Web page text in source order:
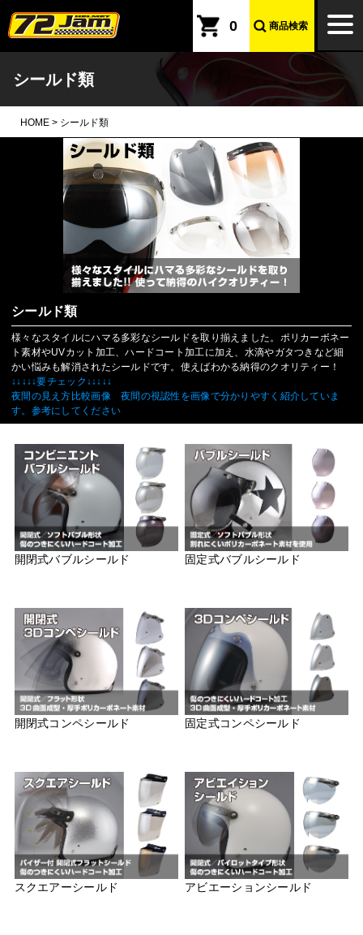
本文へ
0 商品検索
シールド類
HOME > シールド類
シールド類
様々なスタイルにハマる多彩なシールドを取り揃えました。ポリカーボネー
ト素材やUVカット加工、ハードコート加工に加え、水滴やガタつきなど細
かい悩みも解消されたシールドです。使えばわかる納得のクオリティー！
↓↓↓↓↓要チェック↓↓↓↓↓
夜間の見え方比較画像 夜間の視認性を画像で分かりやすく紹介していま
す。参考にしてください
開閉式バブルシールド 固定式バブルシールド
開閉式コンペシールド 固定式コンペシールド
スクエアーシールド アビエーションシールド